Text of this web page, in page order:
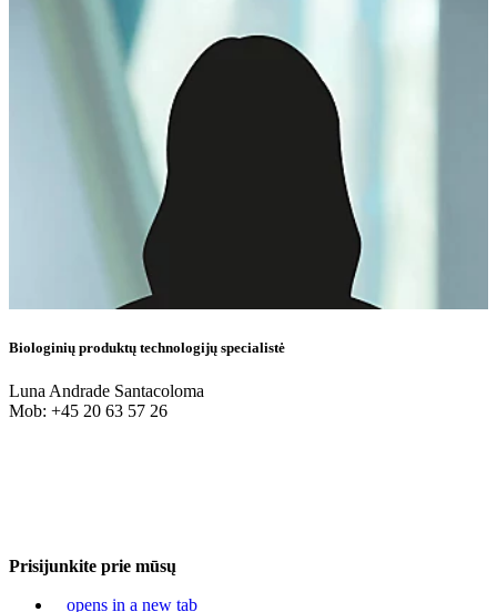
Biologinių produktų technologijų specialistė
Luna Andrade Santacoloma
Mob: +45 20 63 57 26
Prisijunkite prie mūsų
opens in a new tab